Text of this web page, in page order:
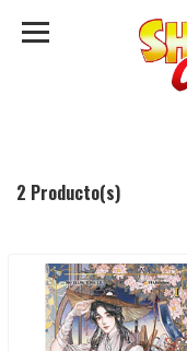
2 Producto(s)